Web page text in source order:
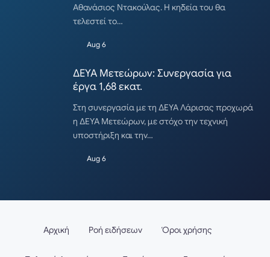
Αθανάσιος Ντακούλας. Η κηδεία του θα
τελεστεί το…
Aug 6
ΔΕΥΑ Μετεώρων: Συνεργασία για
έργα 1,68 εκατ.
Στη συνεργασία με τη ΔΕΥΑ Λάρισας προχωρά
η ΔΕΥΑ Μετεώρων, με στόχο την τεχνική
υποστήριξη και την…
Aug 6
Αρχική Ροή ειδήσεων Όροι χρήσης